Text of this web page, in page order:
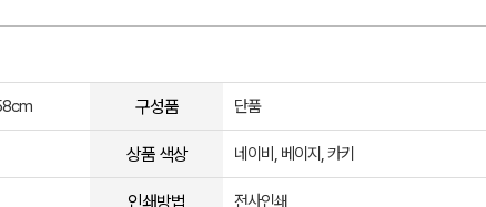
구성품 단품
상품 색상 네이비, 베이지, 카키
인쇄방법 전사인쇄